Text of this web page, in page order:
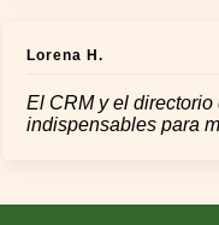
Lorena H.
El CRM y el
indispensables para